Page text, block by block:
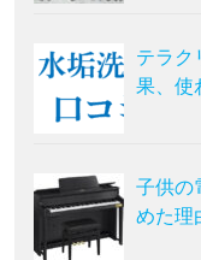
テラク
果、使
子供の
めた理